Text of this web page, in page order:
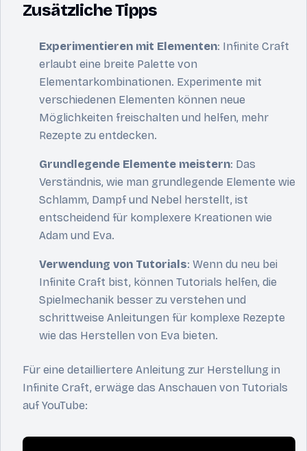
Zusätzliche Tipps
Experimentieren mit Elementen: Infinite Craft
erlaubt eine breite Palette von
Elementarkombinationen. Experimente mit
verschiedenen Elementen können neue
Möglichkeiten freischalten und helfen, mehr
Rezepte zu entdecken.
Grundlegende Elemente meistern: Das
Verständnis, wie man grundlegende Elemente wie
Schlamm, Dampf und Nebel herstellt, ist
entscheidend für komplexere Kreationen wie
Adam und Eva.
Verwendung von Tutorials: Wenn du neu bei
Infinite Craft bist, können Tutorials helfen, die
Spielmechanik besser zu verstehen und
schrittweise Anleitungen für komplexe Rezepte
wie das Herstellen von Eva bieten.
Für eine detailliertere Anleitung zur Herstellung in
Infinite Craft, erwäge das Anschauen von Tutorials
auf YouTube: